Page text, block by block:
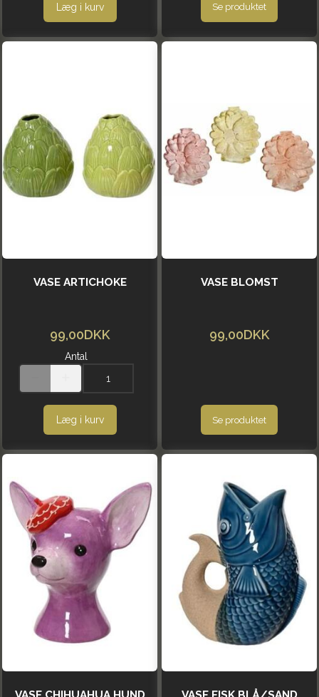
Læg i kurv Se produktet
VASE ARTICHOKE
99,00DKK
Antal
Læg i kurv
VASE BLOMST
99,00DKK
Se produktet